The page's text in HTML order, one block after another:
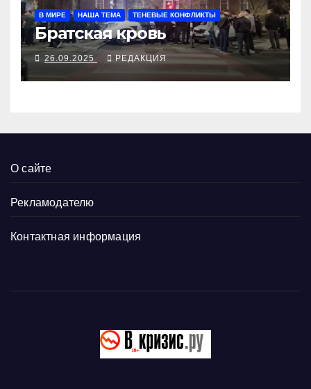
В МИРЕ НАША ТЕМА ТЕНЕВЫЕ КОНФЛИКТЫ
Братская кровь
26.09.2025 РЕДАКЦИЯ
О сайте
Рекламодателю
Контактная информация